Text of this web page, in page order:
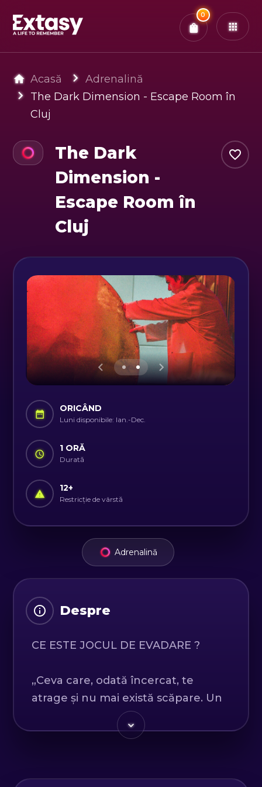
0
x0 Bilete Confirmă & Plătește
Acasă
Adrenalină
The Dark Dimension - Escape Room în
Cluj
The Dark
Dimension -
Escape Room în
Cluj
ORICÂND
Luni disponibile: Ian.-Dec.
1 ORĂ
Durată
12+
Restricție de vârstă
Adrenalină
Despre
CE ESTE JOCUL DE EVADARE ?
„Ceva care, odată încercat, te
atrage și nu mai există scăpare. Un
joc în care ușa se închide în spatele
tău, iar tu ai o oră să găsești cheia